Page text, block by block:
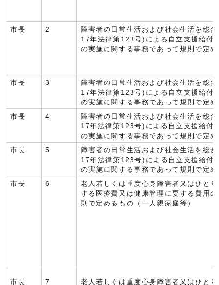
市長 2
障害者の日常生活および社会生活を総
17年法律第123号)による自立支援給付
の実施に関する事務であって規則で定
市長 3
障害者の日常生活および社会生活を総
17年法律第123号)による自立支援給付
の実施に関する事務であって規則で定
市長
4
障害者の日常生活および社会生活を総
17年法律第123号)による自立支援給付
の実施に関する事務であって規則で定
市長
5
障害者の日常生活および社会生活を総
17年法律第123号)による自立支援給付
の実施に関する事務であって規則で定
市長
6
老人若しくは重度心身障害者又はひと
する医療費又は健康管理に要する費用
則で定めるもの（一人親家庭等）
市長 7 老人若しくは重度心身障害者又はひと